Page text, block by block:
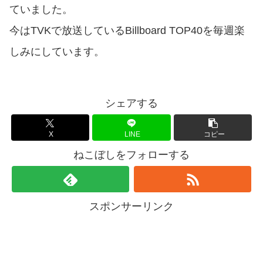
ていました。
今はTVKで放送しているBillboard TOP40を毎週楽
しみにしています。
シェアする
X LINE コピー
ねこぼしをフォローする
スポンサーリンク